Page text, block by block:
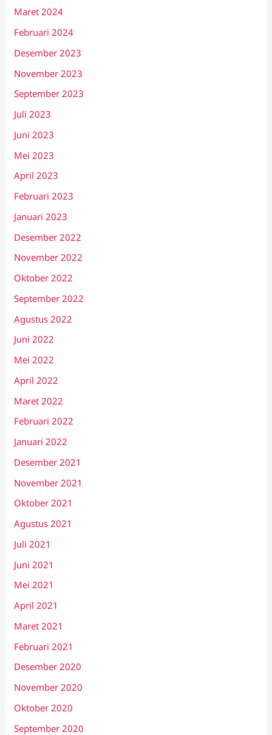
Maret 2024
Februari 2024
Desember 2023
November 2023
September 2023
Juli 2023
Juni 2023
Mei 2023
April 2023
Februari 2023
Januari 2023
Desember 2022
November 2022
Oktober 2022
September 2022
Agustus 2022
Juni 2022
Mei 2022
April 2022
Maret 2022
Februari 2022
Januari 2022
Desember 2021
November 2021
Oktober 2021
Agustus 2021
Juli 2021
Juni 2021
Mei 2021
April 2021
Maret 2021
Februari 2021
Desember 2020
November 2020
Oktober 2020
September 2020